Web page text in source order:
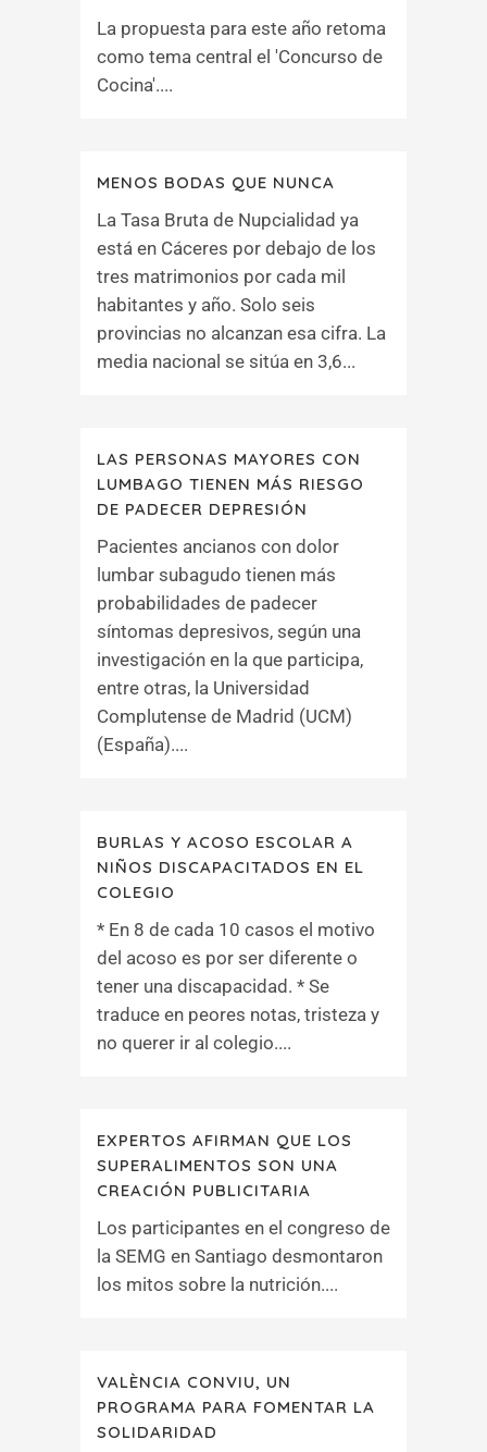
La propuesta para este año retoma
como tema central el 'Concurso de
Cocina'....
MENOS BODAS QUE NUNCA
La Tasa Bruta de Nupcialidad ya
está en Cáceres por debajo de los
tres matrimonios por cada mil
habitantes y año. Solo seis
provincias no alcanzan esa cifra. La
media nacional se sitúa en 3,6...
LAS PERSONAS MAYORES CON
LUMBAGO TIENEN MÁS RIESGO
DE PADECER DEPRESIÓN
Pacientes ancianos con dolor
lumbar subagudo tienen más
probabilidades de padecer
síntomas depresivos, según una
investigación en la que participa,
entre otras, la Universidad
Complutense de Madrid (UCM)
(España)....
BURLAS Y ACOSO ESCOLAR A
NIÑOS DISCAPACITADOS EN EL
COLEGIO
* En 8 de cada 10 casos el motivo
del acoso es por ser diferente o
tener una discapacidad. * Se
traduce en peores notas, tristeza y
no querer ir al colegio....
EXPERTOS AFIRMAN QUE LOS
SUPERALIMENTOS SON UNA
CREACIÓN PUBLICITARIA
Los participantes en el congreso de
la SEMG en Santiago desmontaron
los mitos sobre la nutrición....
VALÈNCIA CONVIU, UN
PROGRAMA PARA FOMENTAR LA
SOLIDARIDAD